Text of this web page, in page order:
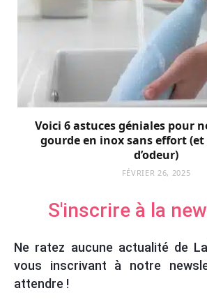
Voici 6 astuces géniales pour
gourde en inox sans effort (et
d’odeur)
FÉVRIER 26, 2025
S'inscrire à la
Ne ratez aucune actualité de
vous inscrivant à notre
attendre !